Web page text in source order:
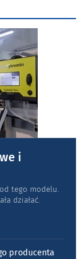
i
tego modelu.
działać.
producenta